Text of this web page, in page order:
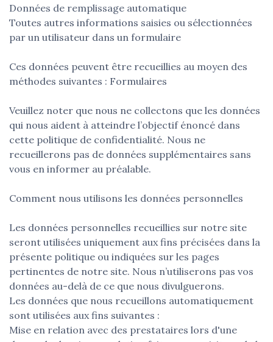
Données de remplissage automatique
Toutes autres informations saisies ou sélectionnées
par un utilisateur dans un formulaire
Ces données peuvent être recueillies au moyen des
méthodes suivantes : Formulaires
Veuillez noter que nous ne collectons que les données
qui nous aident à atteindre l’objectif énoncé dans
cette politique de confidentialité. Nous ne
recueillerons pas de données supplémentaires sans
vous en informer au préalable.
Comment nous utilisons les données personnelles
Les données personnelles recueillies sur notre site
seront utilisées uniquement aux fins précisées dans la
présente politique ou indiquées sur les pages
pertinentes de notre site. Nous n’utiliserons pas vos
données au-delà de ce que nous divulguerons.
Les données que nous recueillons automatiquement
sont utilisées aux fins suivantes :
Mise en relation avec des prestataires lors d'une